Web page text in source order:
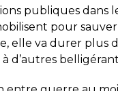
publiques dans
pour
elle va durer plus
d’autres